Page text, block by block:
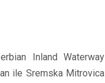
Inland Waterway
ile Sremska Mitrovica